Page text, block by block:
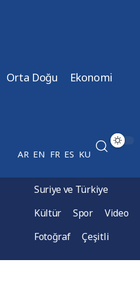
Orta Doğu Ekonomi
AR EN FR ES KU
Suriye ve Türkiye
Kültür
Spor
Video
Fotoğraf
Çeşitli